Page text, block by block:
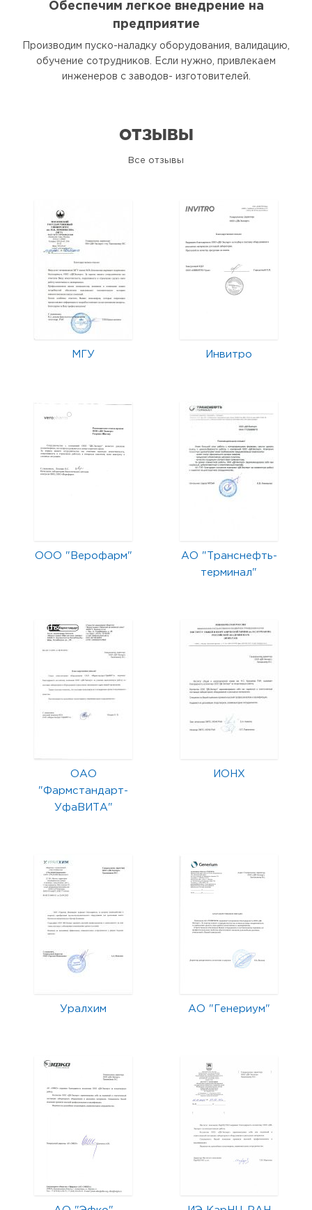
Обеспечим легкое внедрение на
предприятие
Производим пуско-наладку оборудования, валидацию,
обучение сотрудников. Если нужно, привлекаем
инженеров с заводов- изготовителей.
ОТЗЫВЫ
Все отзывы
МГУ Инвитро
ООО "Верофарм"
АО "Транснефть-
терминал"
ОАО
"Фармстандарт-
УфаВИТА"
ИОНХ
Уралхим АО "Генериум"